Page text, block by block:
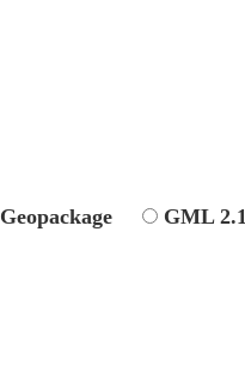
Geopackage GML 2.1